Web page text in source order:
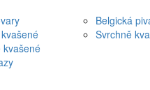
kvašené
Belgická
Svrchně